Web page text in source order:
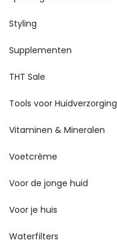
Styling
Supplementen
THT Sale
Tools voor Huidverzorging
Vitaminen & Mineralen
Voetcrème
Voor de jonge huid
Voor je huis
Waterfilters